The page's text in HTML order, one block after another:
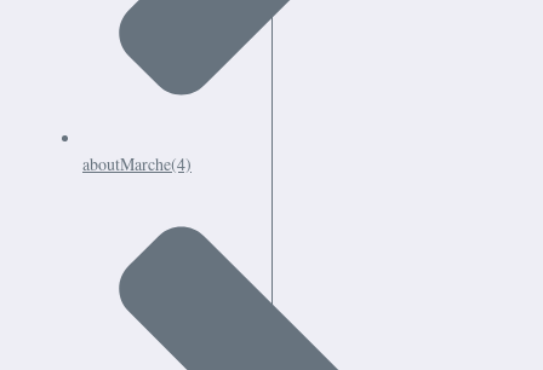
aboutMarche(4)